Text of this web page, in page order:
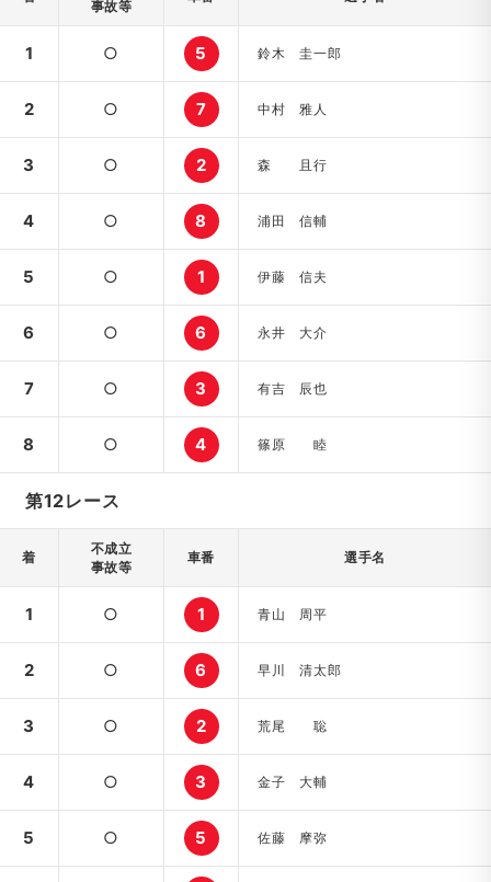
事故等
1 ○ 5 鈴木 圭一郎
2 ○ 7 中村 雅人
3 ○ 2 森 且行
4 ○ 8 浦田 信輔
5 ○ 1 伊藤 信夫
6 ○ 6 永井 大介
7 ○ 3 有吉 辰也
8 ○ 4 篠原 睦
第12レース
着
不成立
事故等
車番 選手名
1 ○ 1 青山 周平
2 ○ 6 早川 清太郎
3 ○ 2 荒尾 聡
4 ○ 3 金子 大輔
5 ○ 5 佐藤 摩弥